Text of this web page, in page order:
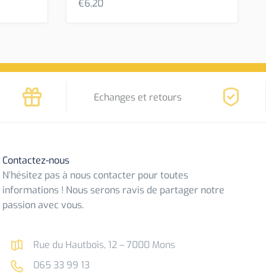
€6,20
Echanges et retours
Contactez-nous
N’hésitez pas à nous contacter pour toutes
informations ! Nous serons ravis de partager notre
passion avec vous.
Rue du Hautbois, 12 – 7000 Mons
065 33 99 13